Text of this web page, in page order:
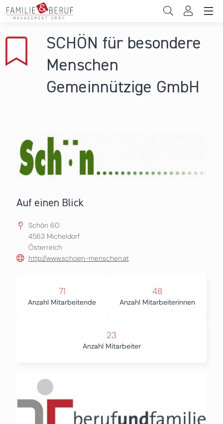
Direkt zum Inhalt
Gemeinden
Hochschulen
News & Events
SCHÖN für besondere
Menschen
Gemeinnützige GmbH
Auf einen Blick
Schön 60
4563 Micheldorf
Österreich
http://www.schoen-menschen.at
71
Anzahl Mitarbeitende
48
Anzahl Mitarbeiterinnen
23
Anzahl Mitarbeiter